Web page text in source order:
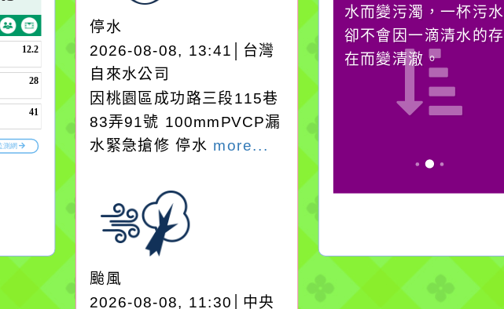
停水
2026-08-08, 13:41│台灣
自來水公司
因桃園區成功路三段115巷
83弄91號 100mmPVCP漏
水緊急搶修 停水 more...
颱風
2026-08-08, 11:30│中央
誘惑。
水而變污濁，一杯污水
卻不會因一滴清水的存
在而變清澈。